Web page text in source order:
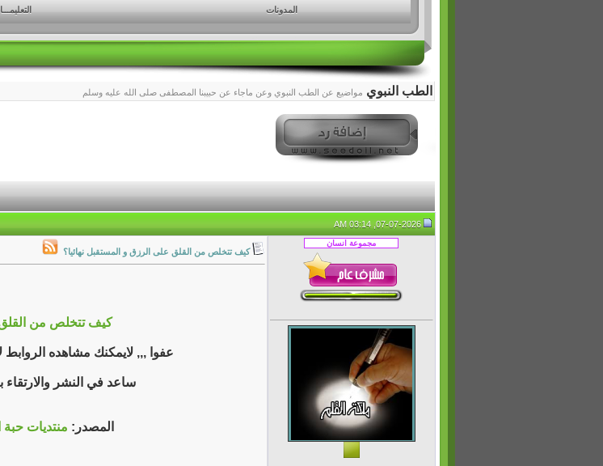
المدونات
الطب النبوي مواضيع عن الطب النبوي وعن ماجاء عن حبيبنا المصطفى صلى الله عليه وسلم
07-07-2026, 03:14 AM
كيف تتخلص من القلق على الرزق و المستقبل نهائيا؟
كيف تتخلص من القلق
عفوا ,,, لايمكنك مشاهده الروابط
ساعد في النشر
المصدر: منتديات حبة